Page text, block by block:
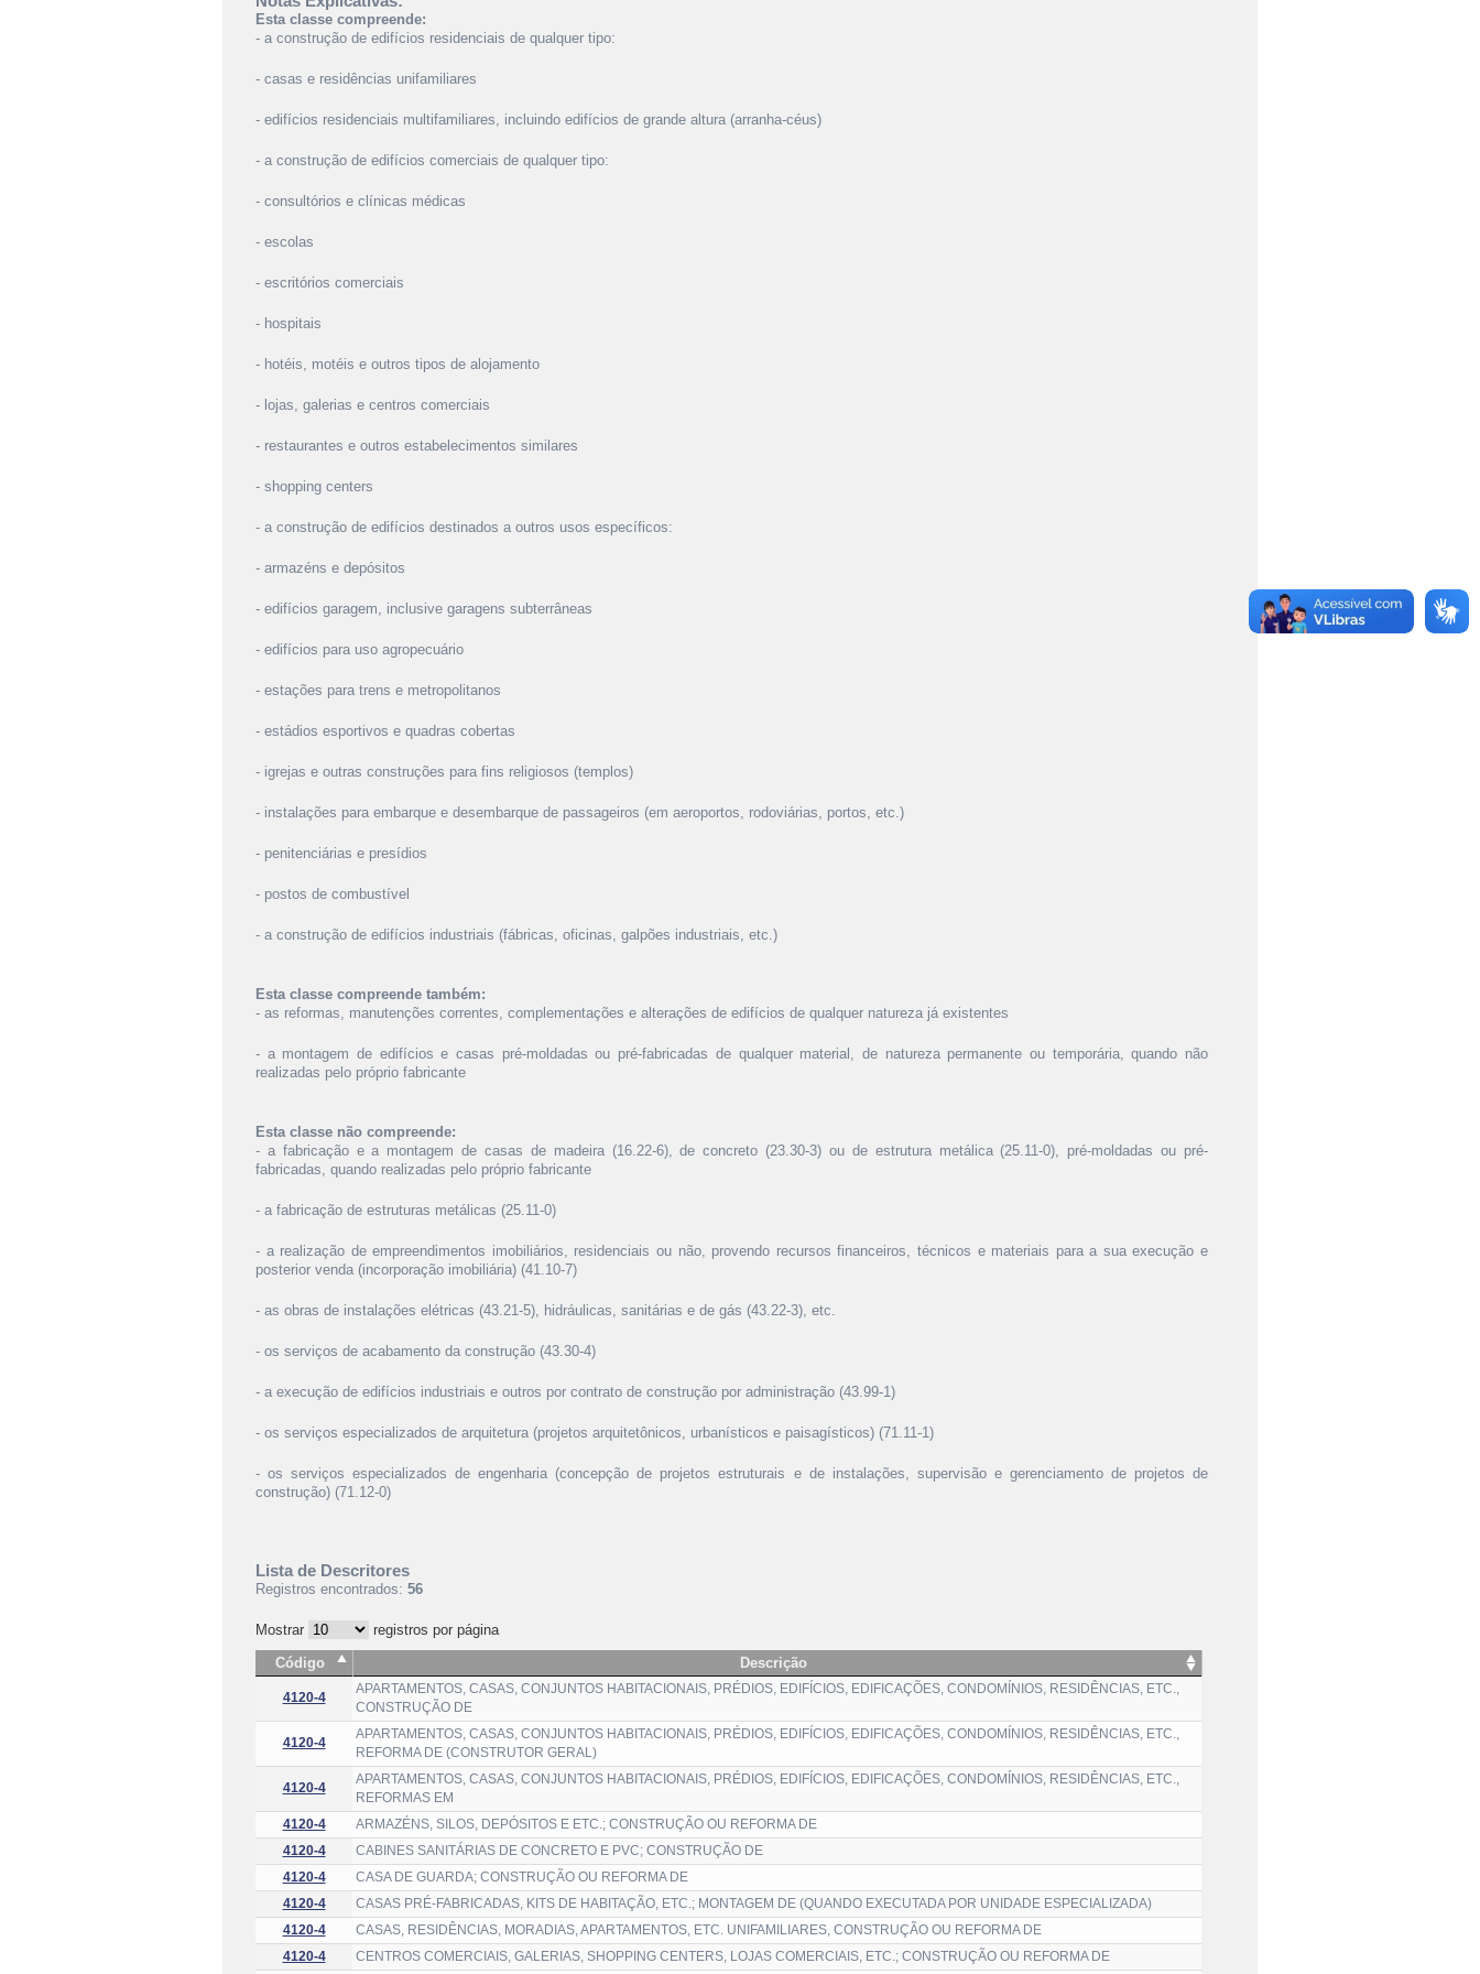
Esta classe compreende:
- a construção de edifícios residenciais de qualquer tipo:
- casas e residências unifamiliares
- edifícios residenciais multifamiliares, incluindo edifícios de grande altura (arranha-céus)
- a construção de edifícios comerciais de qualquer tipo:
- consultórios e clínicas médicas
- escolas
- escritórios comerciais
- hospitais
- hotéis, motéis e outros tipos de alojamento
- lojas, galerias e centros comerciais
- restaurantes e outros estabelecimentos similares
- shopping centers
- a construção de edifícios destinados a outros usos específicos:
- armazéns e depósitos
- edifícios garagem, inclusive garagens subterrâneas
- edifícios para uso agropecuário
- estações para trens e metropolitanos
- estádios esportivos e quadras cobertas
- igrejas e outras construções para fins religiosos (templos)
- instalações para embarque e desembarque de passageiros (em aeroportos, rodoviárias, portos, etc.)
- penitenciárias e presídios
- postos de combustível
- a construção de edifícios industriais (fábricas, oficinas, galpões industriais, etc.)
Esta classe compreende também:
- as reformas, manutenções correntes, complementações e alterações de edifícios de qualquer natureza já existentes
- a montagem de edifícios e casas pré-moldadas ou pré-fabricadas de qualquer material, de natureza permanente ou temporária, quando não
realizadas pelo próprio fabricante
Esta classe não compreende:
- a fabricação e a montagem de casas de madeira (16.22-6), de concreto (23.30-3) ou de estrutura metálica (25.11-0), pré-moldadas ou pré-
fabricadas, quando realizadas pelo próprio fabricante
- a fabricação de estruturas metálicas (25.11-0)
- a realização de empreendimentos imobiliários, residenciais ou não, provendo recursos financeiros, técnicos e materiais para a sua execução e
posterior venda (incorporação imobiliária) (41.10-7)
- as obras de instalações elétricas (43.21-5), hidráulicas, sanitárias e de gás (43.22-3), etc.
- os serviços de acabamento da construção (43.30-4)
- a execução de edifícios industriais e outros por contrato de construção por administração (43.99-1)
- os serviços especializados de arquitetura (projetos arquitetônicos, urbanísticos e paisagísticos) (71.11-1)
- os serviços especializados de engenharia (concepção de projetos estruturais e de instalações, supervisão e gerenciamento de projetos de
construção) (71.12-0)
Lista de Descritores
Registros encontrados: 56
Mostrar
registros por página
Código
Descrição
4120-4
APARTAMENTOS, CASAS, CONJUNTOS HABITACIONAIS, PRÉDIOS, EDIFÍCIOS, EDIFICAÇÕES, CONDOMÍNIOS, RESIDÊNCIAS, ETC.,
CONSTRUÇÃO DE
4120-4
APARTAMENTOS, CASAS, CONJUNTOS HABITACIONAIS, PRÉDIOS, EDIFÍCIOS, EDIFICAÇÕES, CONDOMÍNIOS, RESIDÊNCIAS, ETC.,
REFORMA DE (CONSTRUTOR GERAL)
4120-4
APARTAMENTOS, CASAS, CONJUNTOS HABITACIONAIS, PRÉDIOS, EDIFÍCIOS, EDIFICAÇÕES, CONDOMÍNIOS, RESIDÊNCIAS, ETC.,
REFORMAS EM
4120-4
ARMAZÉNS, SILOS, DEPÓSITOS E ETC.; CONSTRUÇÃO OU REFORMA DE
4120-4
CABINES SANITÁRIAS DE CONCRETO E PVC; CONSTRUÇÃO DE
4120-4
CASA DE GUARDA; CONSTRUÇÃO OU REFORMA DE
4120-4
CASAS PRÉ-FABRICADAS, KITS DE HABITAÇÃO, ETC.; MONTAGEM DE (QUANDO EXECUTADA POR UNIDADE ESPECIALIZADA)
4120-4
CASAS, RESIDÊNCIAS, MORADIAS, APARTAMENTOS, ETC. UNIFAMILIARES, CONSTRUÇÃO OU REFORMA DE
4120-4
CENTROS COMERCIAIS, GALERIAS, SHOPPING CENTERS, LOJAS COMERCIAIS, ETC.; CONSTRUÇÃO OU REFORMA DE